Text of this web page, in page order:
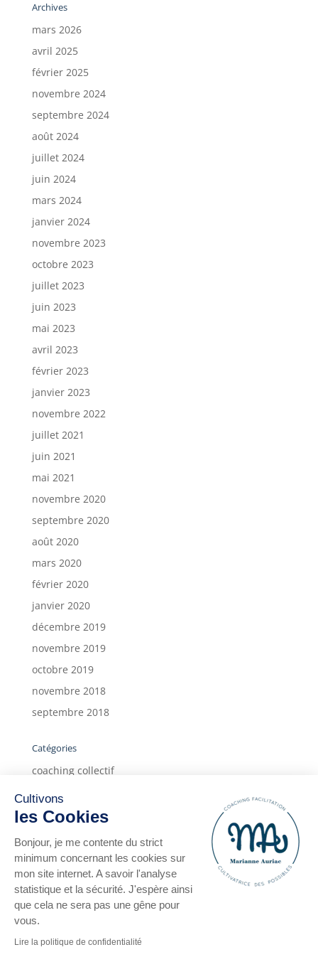
Archives
mars 2026
avril 2025
février 2025
novembre 2024
septembre 2024
août 2024
juillet 2024
juin 2024
mars 2024
janvier 2024
novembre 2023
octobre 2023
juillet 2023
juin 2023
mai 2023
avril 2023
février 2023
janvier 2023
novembre 2022
juillet 2021
juin 2021
mai 2021
novembre 2020
septembre 2020
août 2020
mars 2020
février 2020
janvier 2020
décembre 2019
novembre 2019
octobre 2019
novembre 2018
septembre 2018
Catégories
coaching collectif
coaching individuel
deux ans
Infos
témoignages
témoignages clients
Cultivons
les Cookies
Bonjour, je me contente du strict
minimum concernant les cookies sur
mon site internet. A savoir l'analyse
statistique et la sécurité. J'espère ainsi
que cela ne sera pas une gêne pour
vous.
Lire la politique de confidentialité